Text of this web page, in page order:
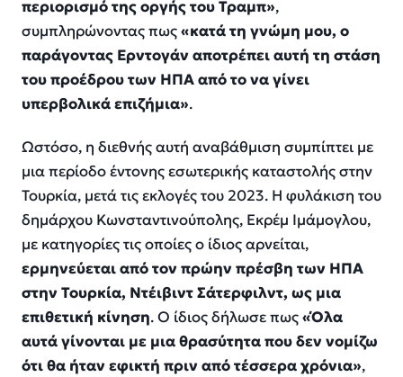
περιορισμό της οργής του Τραμπ»,
συμπληρώνοντας πως«κατά τη γνώμη μου, ο
παράγοντας Ερντογάν αποτρέπει αυτή τη στάση
του προέδρου των ΗΠΑ από το να γίνει
υπερβολικά επιζήμια».
Ωστόσο, η διεθνής αυτή αναβάθμιση συμπίπτει με
μια περίοδο έντονης εσωτερικής καταστολής στην
Τουρκία, μετά τις εκλογές του 2023. Η φυλάκιση του
δημάρχου Κωνσταντινούπολης, Εκρέμ Ιμάμογλου,
με κατηγορίες τις οποίες ο ίδιος αρνείται,
ερμηνεύεται από τον πρώην πρέσβη των ΗΠΑ
στην Τουρκία, Ντέιβιντ Σάτερφιλντ, ως μια
επιθετική κίνηση. Ο ίδιος δήλωσε πως«Όλα
αυτά γίνονται με μια θρασύτητα που δεν νομίζω
ότι θα ήταν εφικτή πριν από τέσσερα χρόνια»,